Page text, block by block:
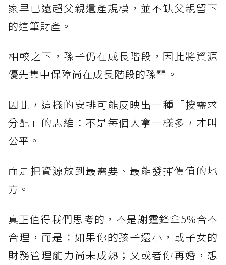
家早已遠超父親遺產規模，並不缺父親留下
的這筆財產。
相較之下，孫子仍在成長階段，因此將資源
優先集中保障尚在成長階段的孫輩。
因此，這樣的安排可能反映出一種「按需求
分配」的思維：不是每個人拿一樣多，才叫
公平。
而是把資源放到最需要、最能發揮價值的地
方。
真正值得我們思考的，不是謝霆鋒拿5%合不
合理，而是：如果你的孩子還小，或子女的
財務管理能力尚未成熟；又或者你再婚，想